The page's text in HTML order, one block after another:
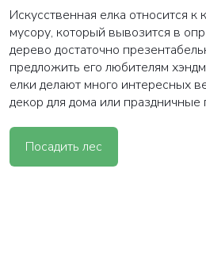
Искусственная елка относится к
мусору, который вывозится в
дерево достаточно
предложить его любителям
елки делают много интересных
декор для дома или праздничные
Посадить лес
ВАША ЗАЯВКА
в ближайшее время
свяжутся с